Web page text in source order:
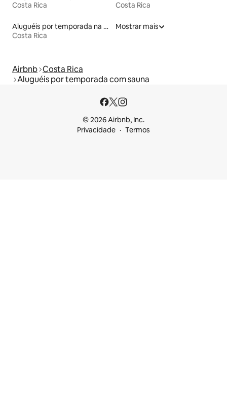
Costa Rica
Costa Rica
Aluguéis por temporada na orla
Costa Rica
Mostrar mais
Airbnb Costa Rica
Aluguéis por temporada com sauna
© 2026 Airbnb, Inc.
Privacidade
Termos